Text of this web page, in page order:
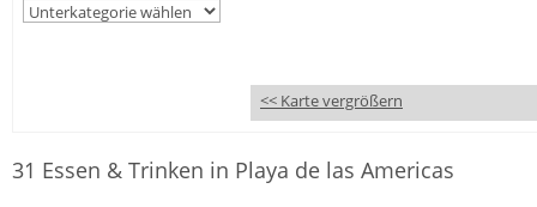
<< Karte vergrößern
31 Essen & Trinken in Playa de las Americas